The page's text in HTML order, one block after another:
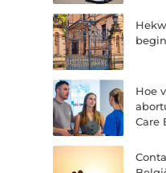
Hoe
Care